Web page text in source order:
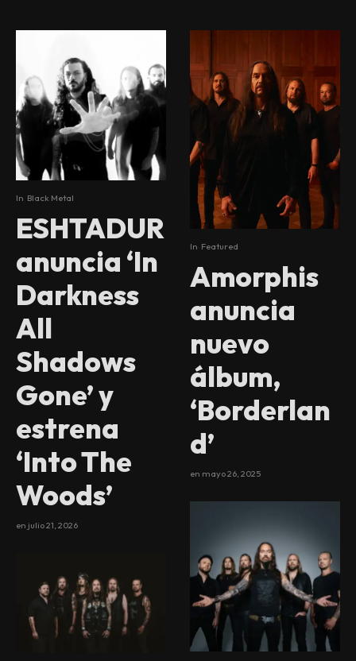
In Black Metal
ESHTADUR
anuncia ‘In
Darkness
All
Shadows
Gone’ y
estrena
‘Into The
Woods’
en julio 21, 2026
In Featured
Amorphis
anuncia
nuevo
álbum,
‘Borderlan
d’
en mayo 26, 2025